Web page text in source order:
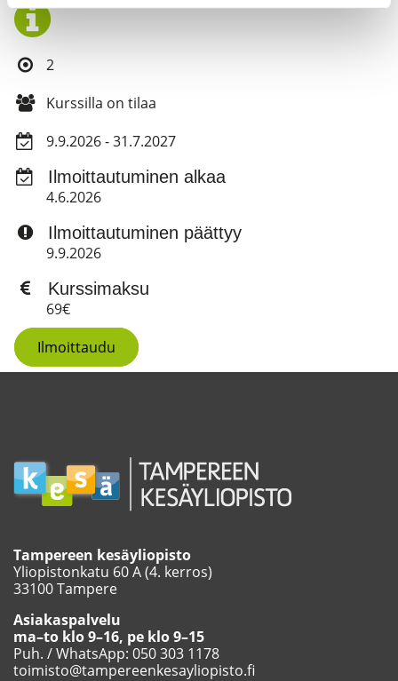
2
Kurssilla on tilaa
9.9.2026 - 31.7.2027
Ilmoittautuminen alkaa
4.6.2026
Ilmoittautuminen päättyy
9.9.2026
Kurssimaksu
69€
Ilmoittaudu
Tampereen kesäyliopisto
Yliopistonkatu 60 A (4. kerros)
33100 Tampere
Asiakaspalvelu
ma–to klo 9–16, pe klo 9–15
Puh. / WhatsApp: 050 303 1178
toimisto@tampereenkesayliopisto.fi